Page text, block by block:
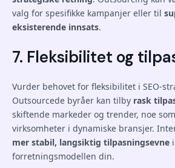
valg for spesifikke kampanjer eller til
eksisterende innsats.
7. Fleksibilitet og
Vurder behovet for fleksibilitet i SEO-
Outsourcede byråer kan tilby rask
skiftende markeder og trender, noe
virksomheter i dynamiske bransjer.
mer stabil, langsiktig tilpasningsevne
forretningsmodellen din.